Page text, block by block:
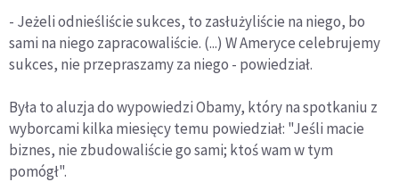
- Jeżeli odnieśliście sukces, to zasłużyliście na niego, bo
sami na niego zapracowaliście. (...) W Ameryce celebrujemy
sukces, nie przepraszamy za niego - powiedział.
Była to aluzja do wypowiedzi Obamy, który na spotkaniu z
wyborcami kilka miesięcy temu powiedział: "Jeśli macie
biznes, nie zbudowaliście go sami; ktoś wam w tym
pomógł".